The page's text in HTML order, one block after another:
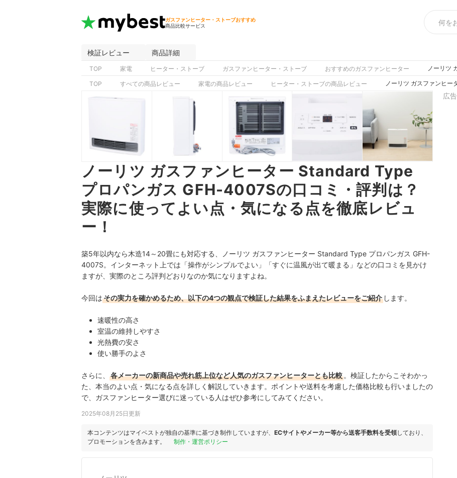
ガスファンヒーター・ストーブおすすめ
商品比較サービス
検証レビュー 商品詳細
TOP 家電 ヒーター・ストーブ ガスファンヒーター・ストーブ おすすめのガスファンヒーター ノーリツ
TOP すべての商品レビュー 家電の商品レビュー ヒーター・ストーブの商品レビュー ノーリツ ガスファンヒ
ノーリツ ガスファンヒーター Standard Type
プロパンガス GFH-4007Sの口コミ・評判は？
実際に使ってよい点・気になる点を徹底レビュ
ー！
築5年以内なら木造14～20畳にも対応する、ノーリツ ガスファンヒーター Standard Type プロパンガス GFH-
4007S。インターネット上では「操作がシンプルでよい」「すぐに温風が出て暖まる」などの口コミを見かけ
ますが、実際のところ評判どおりなのか気になりますよね。
今回はその実力を確かめるため、以下の4つの観点で検証した結果をふまえたレビューをご紹介 します。
速暖性の高さ
室温の維持しやすさ
光熱費の安さ
使い勝手のよさ
さらに、 各メーカーの新商品や売れ筋上位など人気のガスファンヒーターとも比較 。検証したからこそわかっ
た、本当のよい点・気になる点を詳しく解説していきます。ポイントや送料を考慮した価格比較も行いましたの
で、ガスファンヒーター選びに迷っている人はぜひ参考にしてみてください。
2025年08月25日更新
本コンテンツはマイベストが独自の基準に基づき制作していますが、 ECサイトやメーカー等から送客手数料を受領しており、
プロモーションを含みます。
制作・運営ポリシー
広